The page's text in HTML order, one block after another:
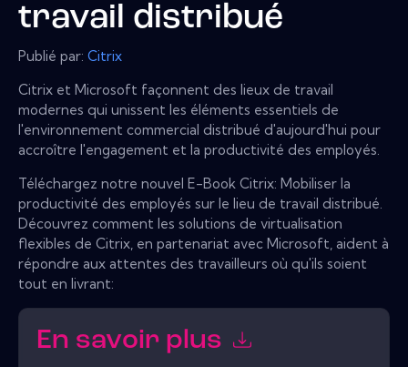
travail distribué
Publié par: Citrix
Citrix et Microsoft façonnent des lieux de travail
modernes qui unissent les éléments essentiels de
l'environnement commercial distribué d'aujourd'hui pour
accroître l'engagement et la productivité des employés.
Téléchargez notre nouvel E-Book Citrix: Mobiliser la
productivité des employés sur le lieu de travail distribué.
Découvrez comment les solutions de virtualisation
flexibles de Citrix, en partenariat avec Microsoft, aident à
répondre aux attentes des travailleurs où qu'ils soient
tout en livrant:
En savoir plus